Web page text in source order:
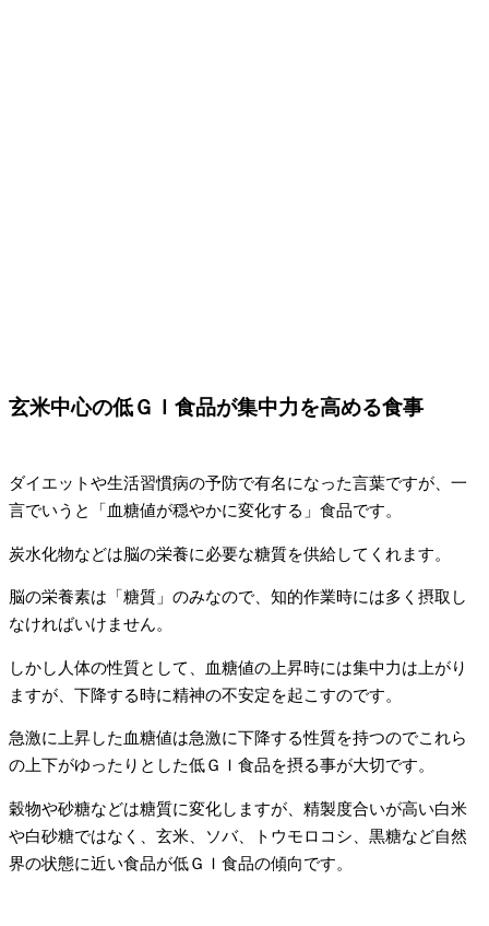
玄米中心の低ＧＩ食品が集中力を高める食事
ダイエットや生活習慣病の予防で有名になった言葉ですが、一
言でいうと「血糖値が穏やかに変化する」食品です。
炭水化物などは脳の栄養に必要な糖質を供給してくれます。
脳の栄養素は「糖質」のみなので、知的作業時には多く摂取し
なければいけません。
しかし人体の性質として、血糖値の上昇時には集中力は上がり
ますが、下降する時に精神の不安定を起こすのです。
急激に上昇した血糖値は急激に下降する性質を持つのでこれら
の上下がゆったりとした低ＧＩ食品を摂る事が大切です。
穀物や砂糖などは糖質に変化しますが、精製度合いが高い白米
や白砂糖ではなく、玄米、ソバ、トウモロコシ、黒糖など自然
界の状態に近い食品が低ＧＩ食品の傾向です。